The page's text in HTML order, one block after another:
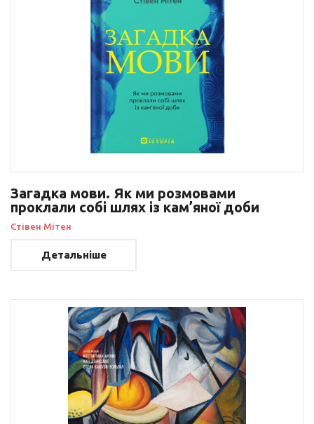
Загадка мови. Як ми розмовами
проклали собі шлях із кам’яної доби
Стівен Мітен
Детальніше